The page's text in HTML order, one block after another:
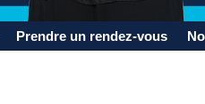
Prendre un rendez-vous